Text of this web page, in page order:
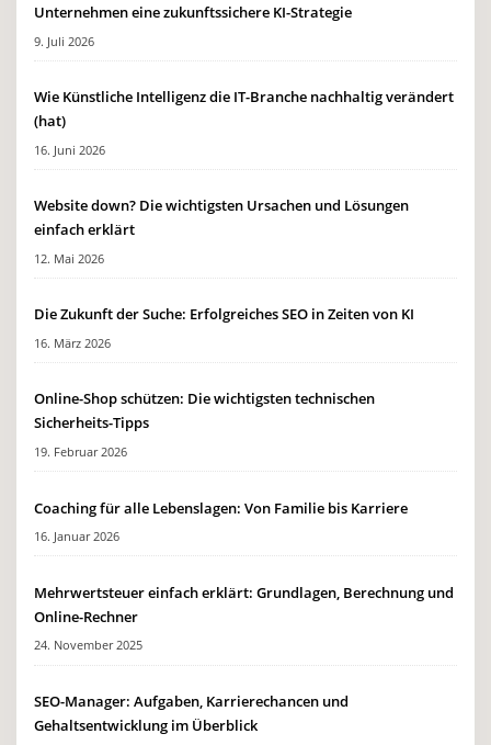
Unternehmen eine zukunftssichere KI-Strategie
9. Juli 2026
Wie Künstliche Intelligenz die IT-Branche nachhaltig verändert
(hat)
16. Juni 2026
Website down? Die wichtigsten Ursachen und Lösungen
einfach erklärt
12. Mai 2026
Die Zukunft der Suche: Erfolgreiches SEO in Zeiten von KI
16. März 2026
Online-Shop schützen: Die wichtigsten technischen
Sicherheits-Tipps
19. Februar 2026
Coaching für alle Lebenslagen: Von Familie bis Karriere
16. Januar 2026
Mehrwertsteuer einfach erklärt: Grundlagen, Berechnung und
Online-Rechner
24. November 2025
SEO-Manager: Aufgaben, Karrierechancen und
Gehaltsentwicklung im Überblick